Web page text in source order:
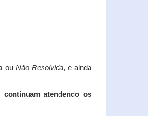
ou Não Resolvida, e ainda
atendendo os